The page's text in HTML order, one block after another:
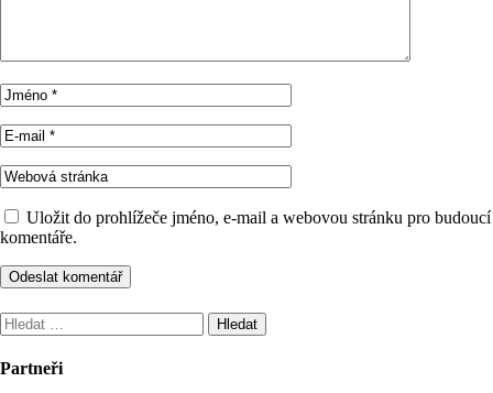
Uložit do prohlížeče jméno, e-mail a webovou stránku pro budoucí
komentáře.
Vyhledávání
Partneři